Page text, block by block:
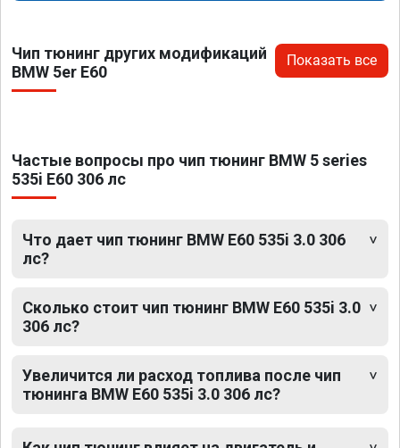
Чип тюнинг других модификаций
BMW 5er E60
Показать все
Частые вопросы про чип тюнинг BMW 5 series
535i E60 306 лс
Что дает чип тюнинг BMW E60 535i 3.0 306
лс?
Сколько стоит чип тюнинг BMW E60 535i 3.0
306 лс?
Увеличится ли расход топлива после чип
тюнинга BMW E60 535i 3.0 306 лс?